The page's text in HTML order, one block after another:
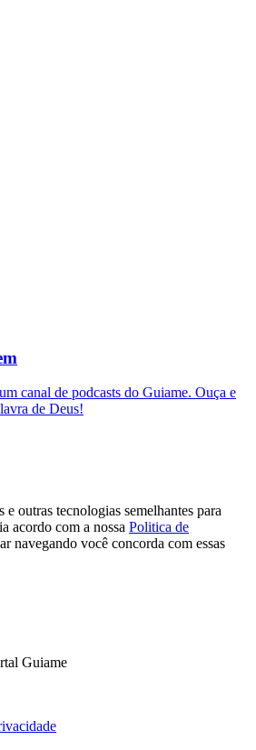
canal de podcasts do Guiame. Ouça e
de Deus!
e outras tecnologias semelhantes para
acordo com a nossa Politica de
navegando você concorda com essas
Guiame